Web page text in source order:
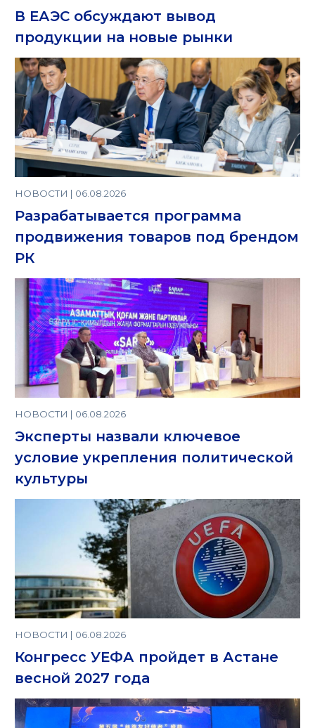
В ЕАЭС обсуждают вывод
продукции на новые рынки
НОВОСТИ | 06.08.2026
Разрабатывается программа
продвижения товаров под брендом
РК
НОВОСТИ | 06.08.2026
Эксперты назвали ключевое
условие укрепления политической
культуры
НОВОСТИ | 06.08.2026
Конгресс УЕФА пройдет в Астане
весной 2027 года